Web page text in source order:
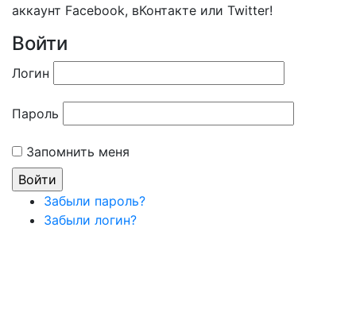
аккаунт Facebook, вКонтакте или Twitter!
Войти
Логин
Пароль
Запомнить меня
Забыли пароль?
Забыли логин?